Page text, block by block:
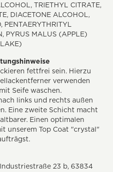
TRIETHYL CITRATE,
DIACETONE ALCOHOL,
PENTAERYTHRITYL
PYRUS MALUS (APPLE)
fettfrei sein. Hierzu
verwenden
Seife waschen.
links und rechts außen
Eine zweite Schicht macht
Einen optimalen
unserem Top Coat "crystal"
23 b, 63834